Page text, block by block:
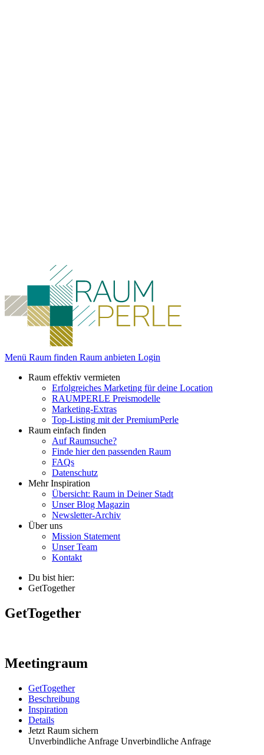
Menü Raum finden Raum anbieten Login
Raum effektiv vermieten
Erfolgreiches Marketing für deine Location
RAUMPERLE Preismodelle
Marketing-Extras
Top-Listing mit der PremiumPerle
Raum einfach finden
Auf Raumsuche?
Finde hier den passenden Raum
FAQs
Datenschutz
Mehr Inspiration
Übersicht: Raum in Deiner Stadt
Unser Blog Magazin
Newsletter-Archiv
Über uns
Mission Statement
Unser Team
Kontakt
Du bist hier:
GetTogether
GetTogether
Meetingraum
GetTogether
Beschreibung
Inspiration
Details
Jetzt Raum sichern
Unverbindliche Anfrage Unverbindliche Anfrage